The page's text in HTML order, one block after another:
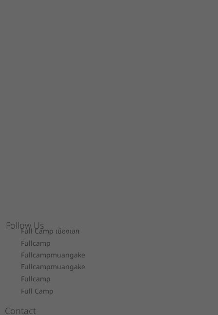
Contact
Follow Us
Full Camp เมืองเอก
Fullcamp
Fullcampmuangake
Fullcampmuangake
Fullcamp
Full Camp